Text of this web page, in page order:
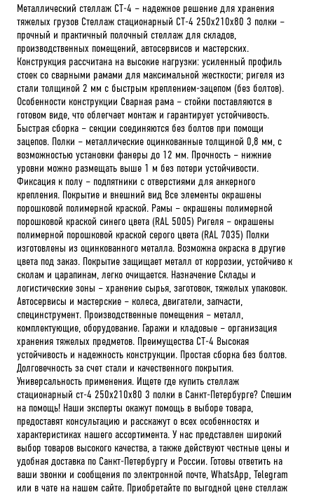
Металлический стеллаж СТ-4 – надежное решение для хранения
тяжелых грузов Стеллаж стационарный СТ-4 250x210x80 3 полки –
прочный и практичный полочный стеллаж для складов,
производственных помещений, автосервисов и мастерских.
Конструкция рассчитана на высокие нагрузки: усиленный профиль
стоек со сварными рамами для максимальной жесткости; ригеля из
стали толщиной 2 мм с быстрым креплением-зацепом (без болтов).
Особенности конструкции Сварная рама – стойки поставляются в
готовом виде, что облегчает монтаж и гарантирует устойчивость.
Быстрая сборка – секции соединяются без болтов при помощи
зацепов. Полки – металлические оцинкованные толщиной 0,8 мм, с
возможностью установки фанеры до 12 мм. Прочность – нижние
уровни можно размещать выше 1 м без потери устойчивости.
Фиксация к полу – подпятники с отверстиями для анкерного
крепления. Покрытие и внешний вид Все элементы окрашены
порошковой полимерной краской. Рамы – окрашены полимерной
порошковой краской синего цвета (RAL 5005) Ригеля – окрашены
полимерной порошковой краской серого цвета (RAL 7035) Полки
изготовлены из оцинкованного металла. Возможна окраска в другие
цвета под заказ. Покрытие защищает металл от коррозии, устойчиво к
сколам и царапинам, легко очищается. Назначение Склады и
логистические зоны – хранение сырья, заготовок, тяжелых упаковок.
Автосервисы и мастерские – колеса, двигатели, запчасти,
специнструмент. Производственные помещения – металл,
комплектующие, оборудование. Гаражи и кладовые – организация
хранения тяжелых предметов. Преимущества СТ-4 Высокая
устойчивость и надежность конструкции. Простая сборка без болтов.
Долговечность за счет стали и качественного покрытия.
Универсальность применения. Ищете где купить стеллаж
стационарный ст-4 250x210x80 3 полки в Санкт-Петербурге? Спешим
на помощь! Наши эксперты окажут помощь в выборе товара,
предоставят консультацию и расскажут о всех особенностях и
характеристиках нашего ассортимента. У нас представлен широкий
выбор товаров высокого качества, а также действуют честные цены и
удобная доставка по Санкт-Петербургу и России. Готовы ответить на
ваши звонки и сообщения по электронной почте, WhatsApp, Telegram
или в чате на нашем сайте. Приобретайте по выгодной цене стеллаж